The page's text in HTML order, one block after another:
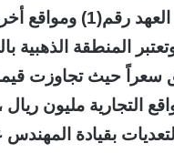
بمخطط ولي العهد
المنطقة الذهبية
سعراً حيث تجاوزت
التجارية مليون ريال ،
بقيادة المهندس